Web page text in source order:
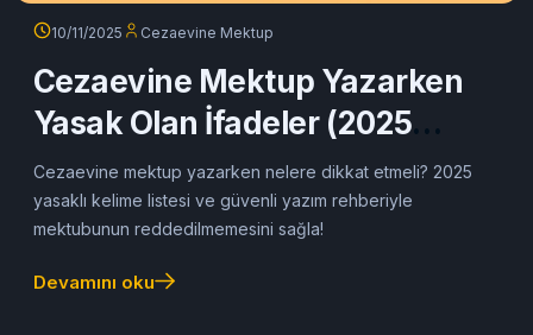
10/11/2025 Cezaevine Mektup
Cezaevine Mektup Yazarken
Yasak Olan İfadeler (2025
Güncel Rehber)
Cezaevine mektup yazarken nelere dikkat etmeli? 2025
yasaklı kelime listesi ve güvenli yazım rehberiyle
mektubunun reddedilmemesini sağla!
Devamını oku